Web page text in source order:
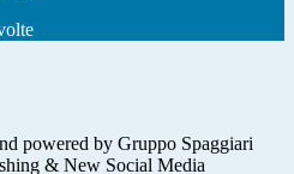
powered by Gruppo Spaggiari
& New Social Media